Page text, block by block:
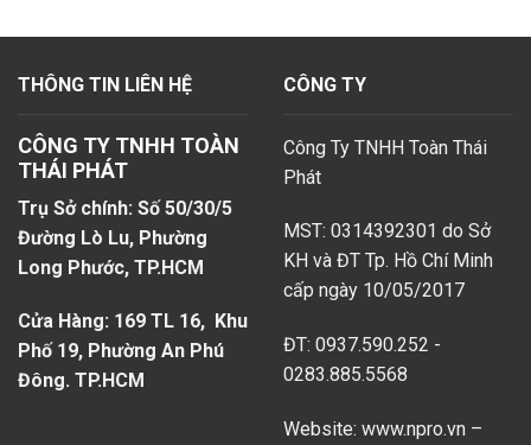
THÔNG TIN LIÊN HỆ
CÔNG TY TNHH TOÀN
THÁI PHÁT
Trụ Sở chính: Số 50/30/5
Đường Lò Lu, Phường
Long Phước, TP.HCM
Cửa Hàng: 169 TL 16, Khu
Phố 19, Phường An Phú
Đông. TP.HCM
CÔNG TY
Công Ty TNHH Toàn Thái
Phát
MST: 0314392301 do Sở
KH và ĐT Tp. Hồ Chí Minh
cấp ngày 10/05/2017
ĐT: 0937.590.252 -
0283.885.5568
Website: www.npro.vn –